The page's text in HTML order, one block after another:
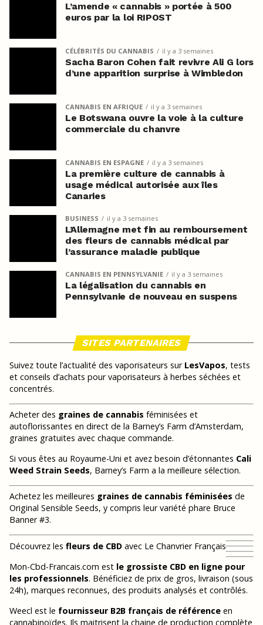
L’amende « cannabis » portée à 500
euros par la loi RIPOST
CÉLÉBRITÉS DU CANNABIS il y a 3 semaines
Sacha Baron Cohen fait revivre Ali G lors
d’une apparition surprise à Wimbledon
CANNABIS EN AFRIQUE il y a 3 semaines
Le Botswana ouvre la voie à la culture
commerciale du chanvre
CANNABIS EN ESPAGNE il y a 3 semaines
La première culture de cannabis à
usage médical autorisée aux îles
Canaries
BUSINESS il y a 3 semaines
L’Allemagne met fin au remboursement
des fleurs de cannabis médical par
l’assurance maladie publique
CANNABIS EN PENNSYLVANIE il y a 3 semaines
La légalisation du cannabis en
Pennsylvanie de nouveau en suspens
SITES PARTENAIRES
Suivez toute l’actualité des vaporisateurs sur LesVapos, tests
et conseils d’achats pour vaporisateurs à herbes séchées et
concentrés.
Acheter des graines de cannabis féminisées et
autoflorissantes en direct de la Barney’s Farm d’Amsterdam,
graines gratuites avec chaque commande.
Si vous êtes au Royaume-Uni et avez besoin d’étonnantes Cali
Weed Strain Seeds, Barney’s Farm a la meilleure sélection.
Achetez les meilleures graines de cannabis féminisées de
Original Sensible Seeds, y compris leur variété phare Bruce
Banner #3.
Découvrez les fleurs de CBD avec Le Chanvrier Français
Mon-Cbd-Francais.com est le grossiste CBD en ligne pour
les professionnels. Bénéficiez de prix de gros, livraison (sous
24h), marques reconnues, des produits analysés et contrôlés.
Weecl est le fournisseur B2B français de référence en
cannabinoïdes. Ils maitrisent la chaine de production complète